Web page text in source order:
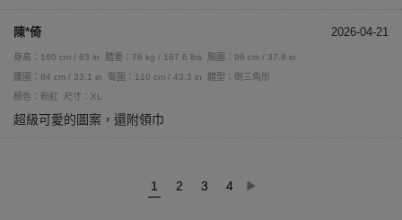
陳*倚 2026-04-21
身高：160 cm / 63 in 體重：76 kg / 167.6 lbs
胸圍：96 cm / 37.8 in
腰圍：84 cm / 33.1 in
臀圍：110 cm / 43.3 in
體型：倒三角形
顏色：粉紅
尺寸：XL
超級可愛的圖案，還附領巾
1 2 3 4